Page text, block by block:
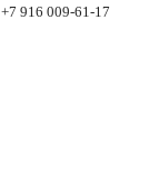
+7 916 009-61-17